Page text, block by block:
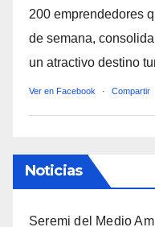
200 emprendedores
de semana,
un atractivo destino
Ver en Facebook · Compartir
Noticias
Seremi del Medio